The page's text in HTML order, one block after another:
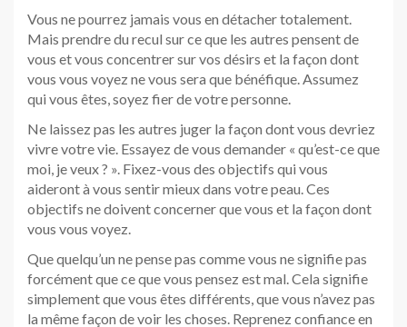
Vous ne pourrez jamais vous en détacher totalement.
Mais prendre du recul sur ce que les autres pensent de
vous et vous concentrer sur vos désirs et la façon dont
vous vous voyez ne vous sera que bénéfique. Assumez
qui vous êtes, soyez fier de votre personne.
Ne laissez pas les autres juger la façon dont vous devriez
vivre votre vie. Essayez de vous demander « qu’est-ce que
moi, je veux ? ». Fixez-vous des objectifs qui vous
aideront à vous sentir mieux dans votre peau. Ces
objectifs ne doivent concerner que vous et la façon dont
vous vous voyez.
Que quelqu’un ne pense pas comme vous ne signifie pas
forcément que ce que vous pensez est mal. Cela signifie
simplement que vous êtes différents, que vous n’avez pas
la même façon de voir les choses. Reprenez confiance en